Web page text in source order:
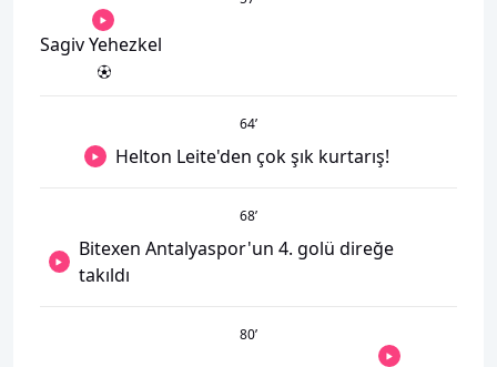
Sagiv Yehezkel
64’
Helton Leite'den çok şık kurtarış!
68’
Bitexen Antalyaspor'un 4. golü direğe
takıldı
80’